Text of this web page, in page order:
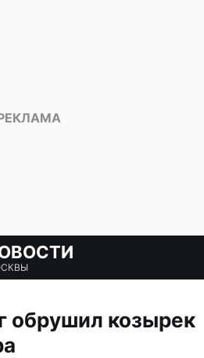
обрушил козырек